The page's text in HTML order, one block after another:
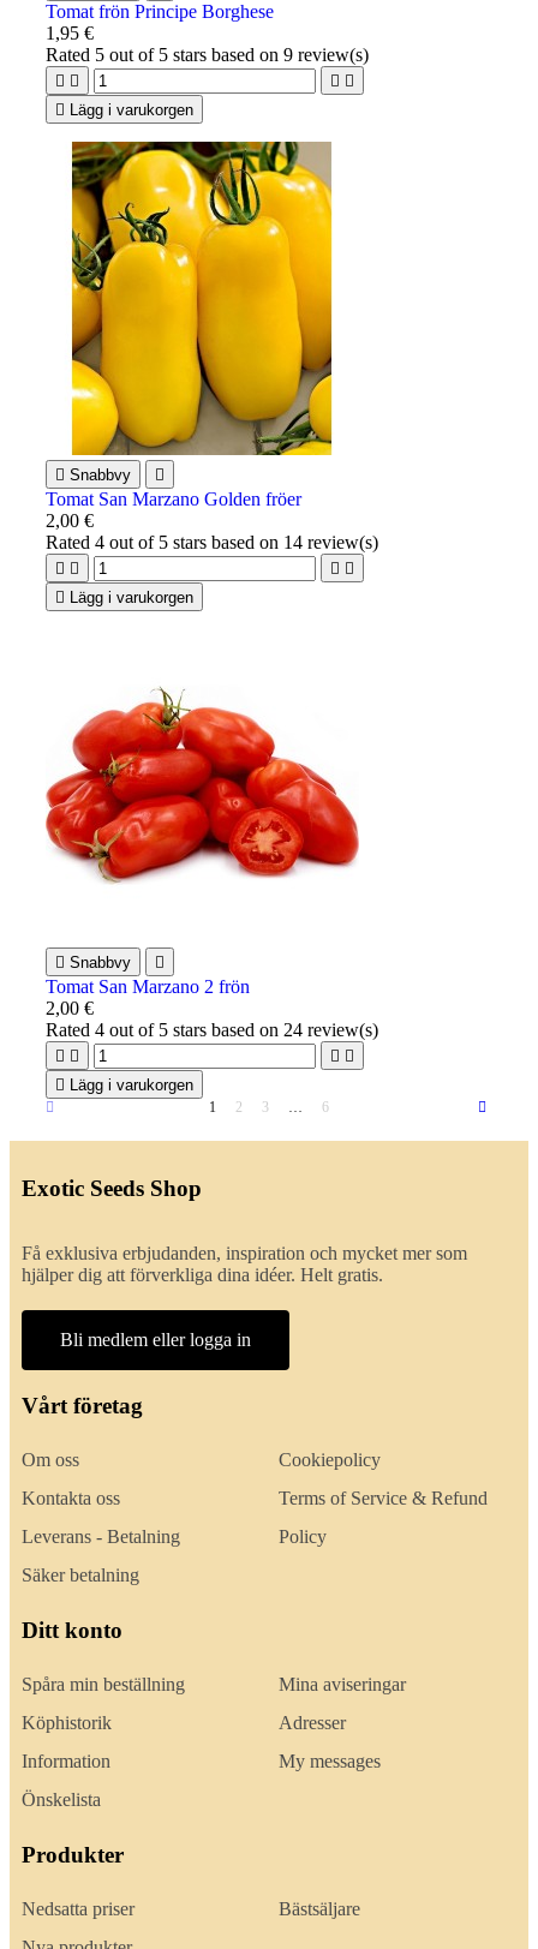
Tomat frön Principe Borghese
1,95 €
Rated 5 out of 5 stars based on9 review(s)
   
 Lägg i varukorgen
 Snabbvy 
Tomat San Marzano Golden fröer
2,00 €
Rated4 out of 5 stars based on 14 review(s)
   
 Lägg i varukorgen
 Snabbvy 
Tomat San Marzano 2 frön
2,00 €
Rated4 out of 5 stars based on 24 review(s)
   
 Lägg i varukorgen
1 2 3 … 6
Exotic Seeds Shop
Få exklusiva erbjudanden, inspiration och mycket mer som
hjälper dig att förverkliga dina idéer. Helt gratis.
Bli medlem eller logga in
Vårt företag
Om oss
Kontakta oss
Leverans - Betalning
Säker betalning
Cookiepolicy
Terms of Service & Refund
Policy
Ditt konto
Spåra min beställning
Köphistorik
Information
Önskelista
Mina aviseringar
Adresser
My messages
Produkter
Nedsatta priser
Bästsäljare